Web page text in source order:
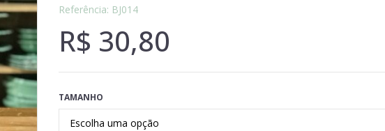
Referência: BJ014
R$ 30,80
TAMANHO